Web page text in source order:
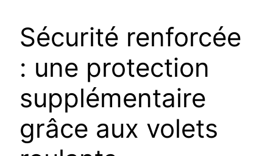
Sécurité renforcée
: une protection
supplémentaire
grâce aux volets